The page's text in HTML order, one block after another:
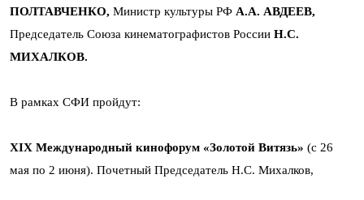
ПОЛТАВЧЕНКО, Министр культуры РФ А.А. АВДЕЕВ,
Председатель Союза кинематографистов России Н.С.
МИХАЛКОВ.
В рамках СФИ пройдут:
ХIХ Международный кинофорум «Золотой Витязь» (с 26
мая по 2 июня). Почетный Председатель Н.С. Михалков,